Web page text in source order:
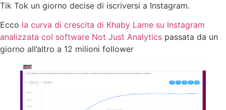
Tik Tok un giorno decise di iscriversi a Instagram.
Ecco la curva di crescita di Khaby Lame su Instagram
analizzata col software Not Just Analytics passata da un
giorno all’altro a 12 milioni follower